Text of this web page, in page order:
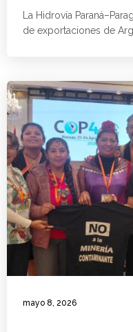
La Hidrovía
de exportaciones de
mayo 8, 2026